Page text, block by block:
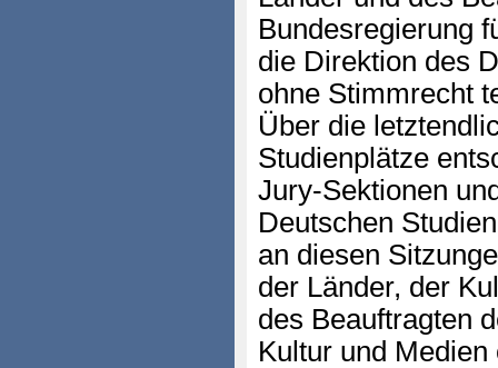
Bundesregierung
die Direktion des
ohne Stimmrecht
Über die
Studienplätze
Jury-Sektionen
Deutschen
an diesen
der Länder, der
des Beauftragten
Kultur und